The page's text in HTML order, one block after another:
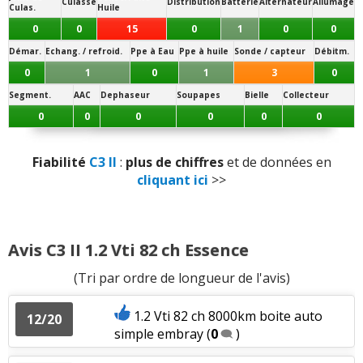
Volume de coffre:1aime1n'aime pas
Puissance moteur et relances:3aiment4
n'aiment pas
Couple moteur aime n'aiment pas
Consommation 5aiment 6 n'aiment pas
Style :3aiment
Equipement:1aime
Poids: 1aime1n'aime pas
raisonnable)
Note des internautes :
11.3/20
Panne la plus signalée :
consommation importante d'huile
Culas.
Huile
0 0 15 0 1 0 0
Démar. Echang. / refroid. Ppe à Eau Ppe à huile Sonde / capteur Débitm.
0 1 0 1 3 0
Segment. AAC Dephaseur Soupapes Bielle Collecteur
0 0 0 0 0 0
Fiabilité C3 II : plus de chiffreset de données en
cliquant ici >>
Avis C3 II 1.2 Vti 82 ch Essence
(Tri par ordre de longueur de l'avis)
12/20
1.2 Vti 82 ch 8000km boite auto
simple embray(0 )